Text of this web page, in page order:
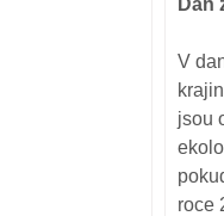
Daň
V
jsou
roce